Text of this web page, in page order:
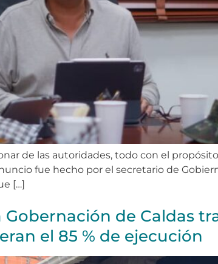
de las autoridades, todo con el
fue hecho por el secretario de
[…]
de Caldas
el 85 % de ejecución